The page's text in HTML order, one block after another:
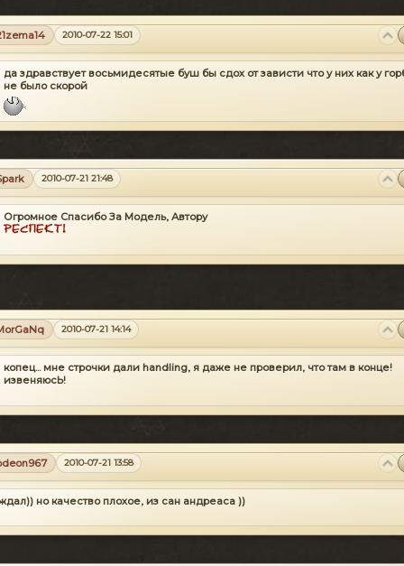
2010-07-22 15:01
да здравствует восьмидесятые буш бы сдох от зависти что у них как у
не было скорой
2010-07-21 21:48
Огромное Спасибо За Модель, Автору
2010-07-21 14:14
копец... мне строчки дали handling, я даже не проверил, что там в конце!
извеняюсЬ!
2010-07-21 13:58
но качество плохое, из сан андреаса ))